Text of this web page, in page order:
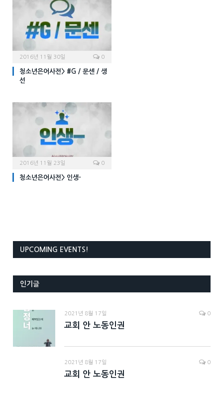
2016년 11월 30일 0
청소년은어사전> #G / 문센 / 생
선
2016년 11월 23일 0
청소년은어사전> 인생-
UPCOMING EVENTS!
인기글
2021년 8월 17일 0
교회 안 노동인권
2021년 8월 17일 0
교회 안 노동인권